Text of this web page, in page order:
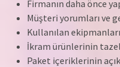
Firmanın daha önce
Müşteri yorumları ve
Kullanılan
İkram ürünlerinin
Paket içeriklerinin